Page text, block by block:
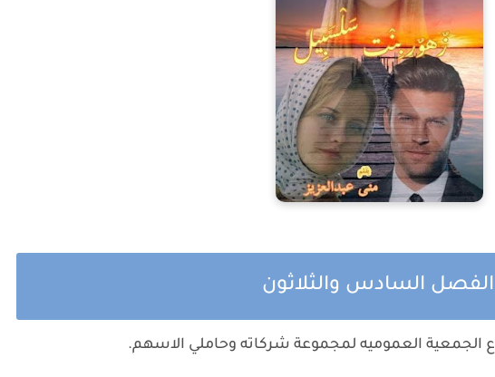
السادس والثلاثون
الجمعية العموميه لمجموعة شركاته وحاملي الاسهم.